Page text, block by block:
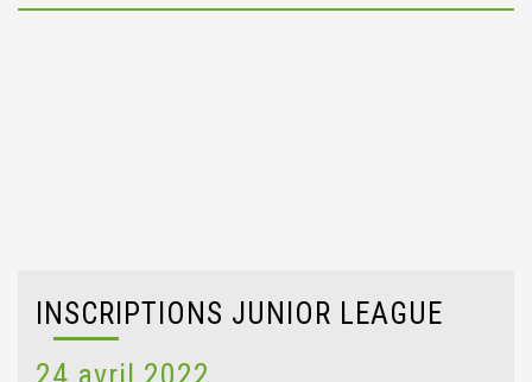
INSCRIPTIONS JUNIOR LEAGUE
24 avril 2022